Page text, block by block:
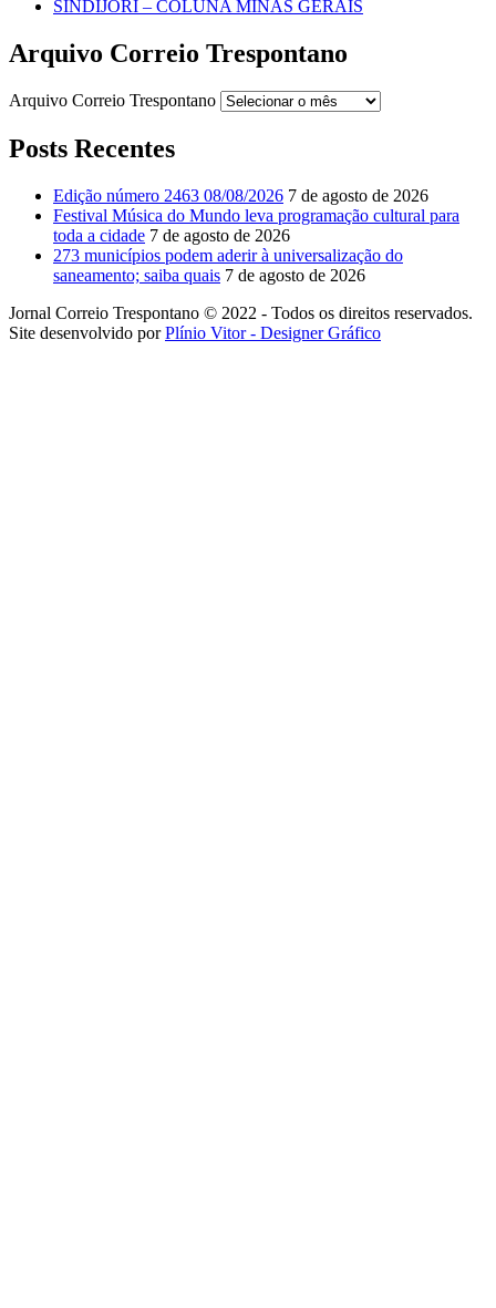
SINDIJORI – COLUNA MINAS GERAIS
Arquivo Correio Trespontano
Arquivo Correio Trespontano
Posts Recentes
Edição número 2463 08/08/2026 7 de agosto de 2026
Festival Música do Mundo leva programação cultural para
toda a cidade 7 de agosto de 2026
273 municípios podem aderir à universalização do
saneamento; saiba quais 7 de agosto de 2026
Jornal Correio Trespontano © 2022 - Todos os direitos reservados.
Site desenvolvido porPlínio Vitor - Designer Gráfico